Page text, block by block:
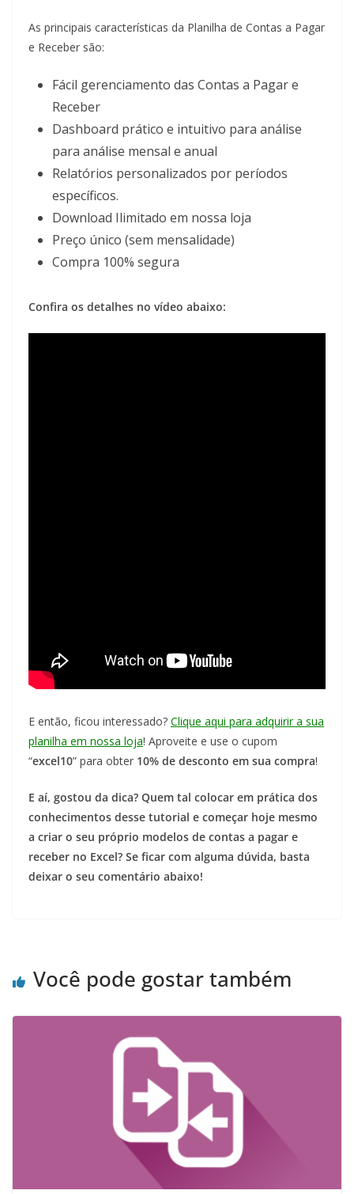
As principais características da Planilha de Contas a Pagar
e Receber são:
Fácil gerenciamento das Contas a Pagar e
Receber
Dashboard prático e intuitivo para análise
para análise mensal e anual
Relatórios personalizados por períodos
específicos.
Download Ilimitado em nossa loja
Preço único (sem mensalidade)
Compra 100% segura
Confira os detalhes no vídeo abaixo:
E então, ficou interessado? Clique aqui para adquirir a sua
planilha em nossa loja! Aproveite e use o cupom
“excel10” para obter 10% de desconto em sua compra!
E aí, gostou da dica? Quem tal colocar em prática dos
conhecimentos desse tutorial e começar hoje mesmo
a criar o seu próprio modelos de contas a pagar e
receber no Excel? Se ficar com alguma dúvida, basta
deixar o seu comentário abaixo!
Você pode gostar também